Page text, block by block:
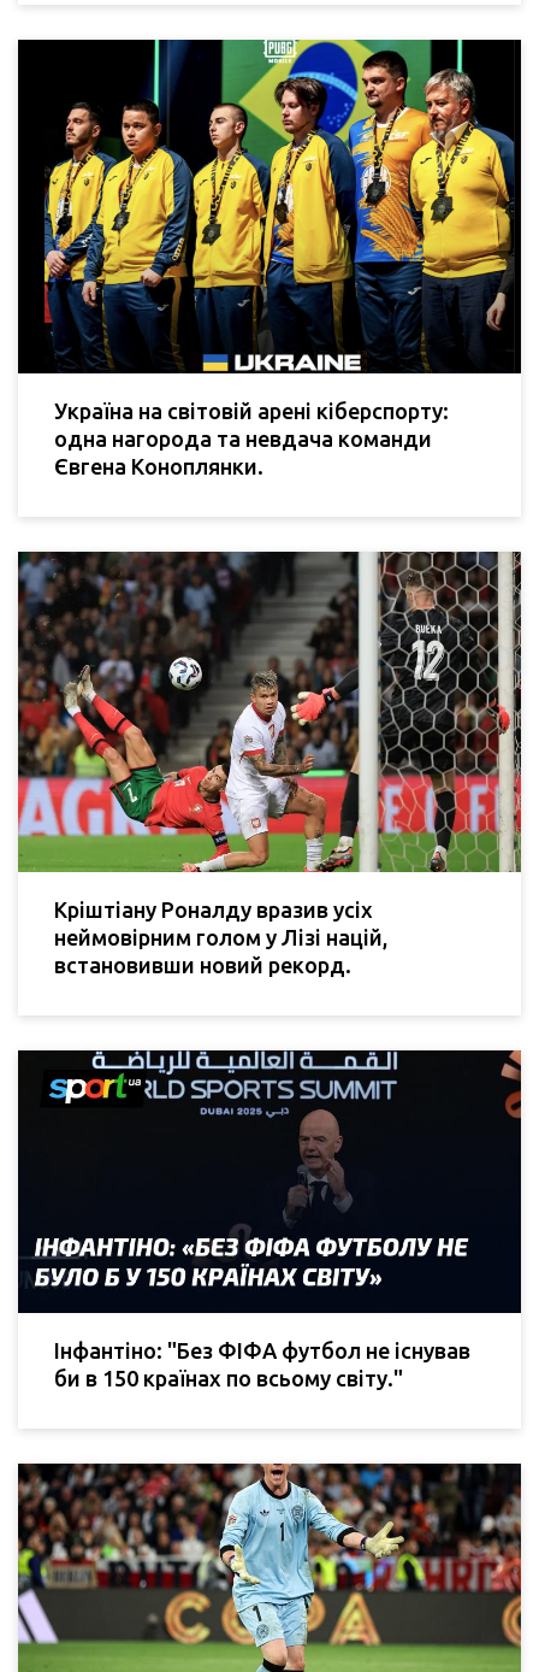
Україна на світовій арені кіберспорту:
одна нагорода та невдача команди
Євгена Коноплянки.
Кріштіану Роналду вразив усіх
неймовірним голом у Лізі націй,
встановивши новий рекорд.
Інфантіно: "Без ФІФА футбол не існував
би в 150 країнах по всьому світу."